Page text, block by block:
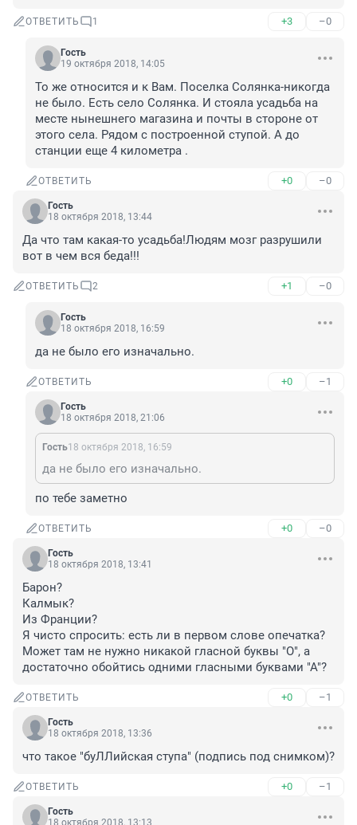
ОТВЕТИТЬ 1 +3 –0
Гость
19 октября 2018, 14:05
То же относится и к Вам. Поселка Солянка-никогда
не было. Есть село Солянка. И стояла усадьба на
месте нынешнего магазина и почты в стороне от
этого села. Рядом с построенной ступой. А до
станции еще 4 километра .
ОТВЕТИТЬ +0 –0
Гость
18 октября 2018, 13:44
Да что там какая-то усадьба!Людям мозг разрушили
вот в чем вся беда!!!
ОТВЕТИТЬ 2 +1 –0
Гость
18 октября 2018, 16:59
да не было его изначально.
ОТВЕТИТЬ +0 –1
Гость
18 октября 2018, 21:06
Гость18 октября 2018, 16:59
да не было его изначально.
по тебе заметно
ОТВЕТИТЬ +0 –0
Гость
18 октября 2018, 13:41
Барон?
Калмык?
Из Франции?
Я чисто спросить: есть ли в первом слове опечатка?
Может там не нужно никакой гласной буквы "О", а
достаточно обойтись одними гласными буквами "А"?
ОТВЕТИТЬ +0 –1
Гость
18 октября 2018, 13:36
что такое "буЛЛийская ступа" (подпись под снимком)?
ОТВЕТИТЬ +0 –1
Гость
18 октября 2018, 13:13